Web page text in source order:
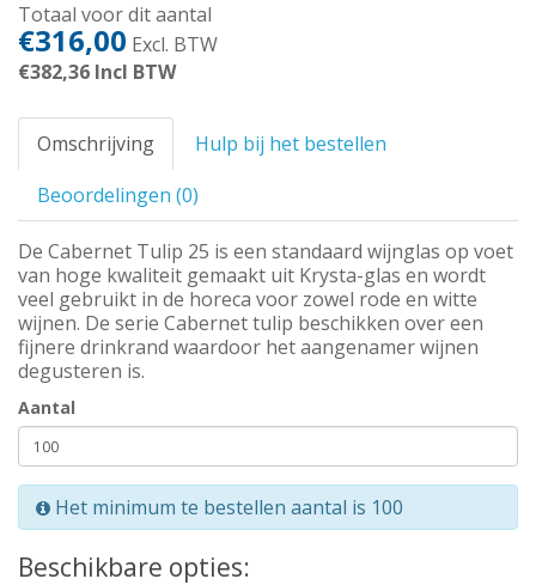
Totaal voor dit aantal
€316,00 Excl. BTW
€382,36 Incl BTW
Omschrijving
Hulp bij het bestellen
Beoordelingen (0)
De Cabernet Tulip 25 is een standaard wijnglas op voet
van hoge kwaliteit gemaakt uit Krysta-glas en wordt
veel gebruikt in de horeca voor zowel rode en witte
wijnen. De serie Cabernet tulip beschikken over een
fijnere drinkrand waardoor het aangenamer wijnen
degusteren is.
Aantal
Het minimum te bestellen aantal is 100
Beschikbare opties: